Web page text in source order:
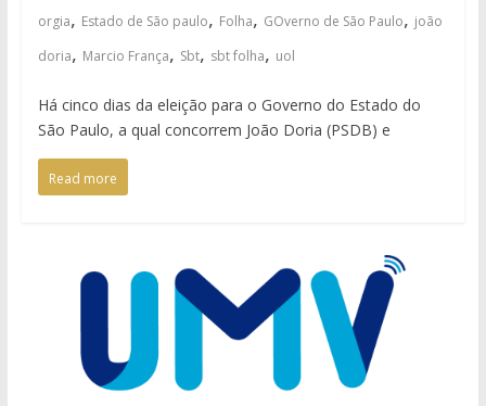
orgia, Estado de São paulo, Folha, GOverno de São Paulo, joão
doria, Marcio França, Sbt, sbt folha, uol
Há cinco dias da eleição para o Governo do Estado do
São Paulo, a qual concorrem João Doria (PSDB) e
Read more